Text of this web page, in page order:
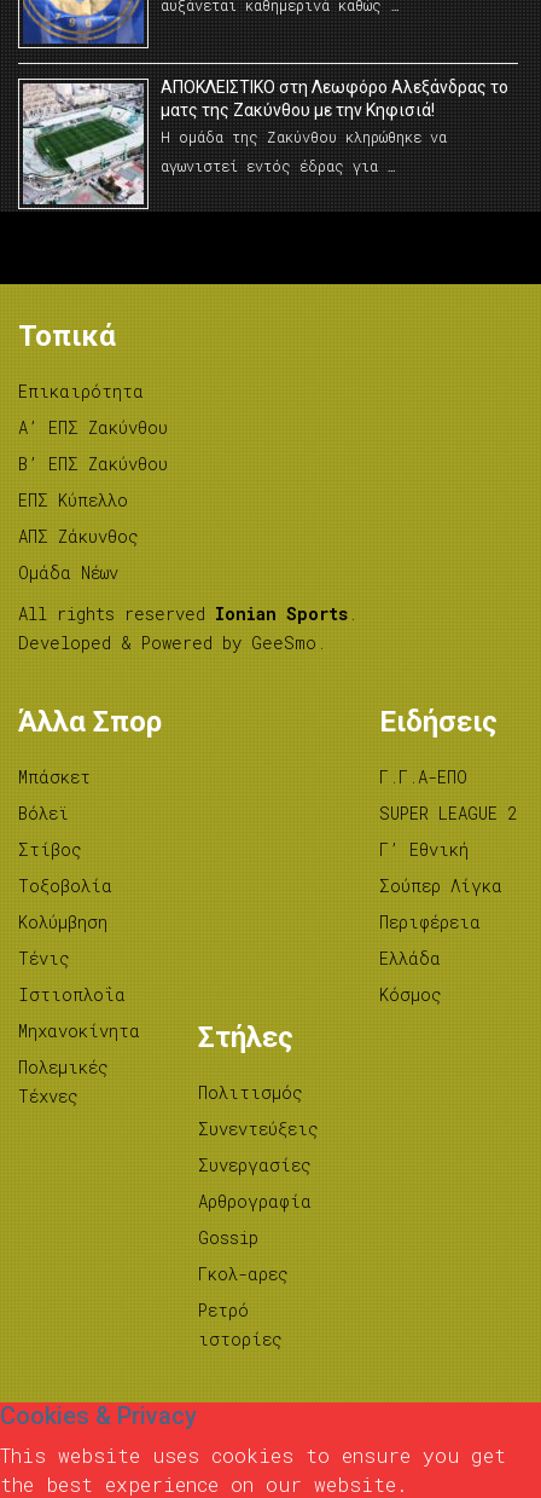
αυξάνεται καθημερινά καθώς …
AΠΟΚΛΕΙΣΤΙΚΟ στη Λεωφόρο Αλεξάνδρας το
ματς της Ζακύνθου με την Κηφισιά!
Η ομάδα της Ζακύνθου κληρώθηκε να
αγωνιστεί εντός έδρας για …
Τοπικά
Επικαιρότητα
A’ ΕΠΣ Ζακύνθου
B’ ΕΠΣ Ζακύνθου
ΕΠΣ Κύπελλο
ΑΠΣ Ζάκυνθος
Ομάδα Νέων
All rights reserved Ionian Sports .
Developed & Powered by GeeSmo .
Άλλα Σπορ
Μπάσκετ
Βόλεϊ
Στίβος
Tοξοβολία
Κολύμβηση
Τένις
Ιστιοπλοΐα
Μηχανοκίνητα
Πολεμικές
Τέχνες
Ειδήσεις
Γ.Γ.Α-ΕΠΟ
SUPER LEAGUE 2
Γ’ Εθνική
Σούπερ Λίγκα
Περιφέρεια
Ελλάδα
Κόσμος
Στήλες
Πολιτισμός
Συνεντεύξεις
Συνεργασίες
Αρθρογραφία
Gossip
Γκολ-αρες
Ρετρό
ιστορίες
Cookies & Privacy
This website uses cookies to ensure you get
the best experience on our website.